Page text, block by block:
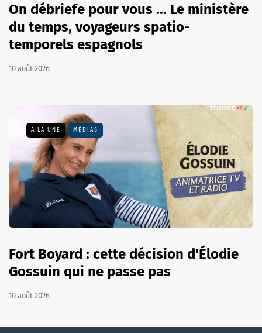
On débriefe pour vous ... Le ministère
du temps, voyageurs spatio-
temporels espagnols
10 août 2026
A LA UNE MÉDIAS
Fort Boyard : cette décision d'Élodie
Gossuin qui ne passe pas
10 août 2026